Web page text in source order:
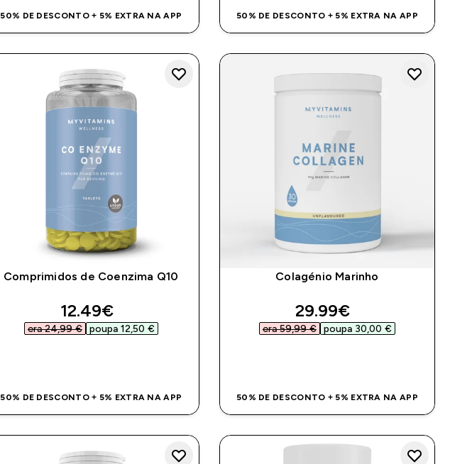
50% DE DESCONTO + 5% EXTRA NA APP 50% DE DESCONTO + 5% EXTRA NA APP
Comprimidos de Coenzima Q10
discounted price
12.49€‎
era 24,99 €‎ poupa 12,50 €‎
50% DE DESCONTO + 5% EXTRA NA APP
Colagénio Marinho
discounted price
29.99€‎
era 59,99 €‎ poupa 30,00 €‎
50% DE DESCONTO + 5% EXTRA NA APP